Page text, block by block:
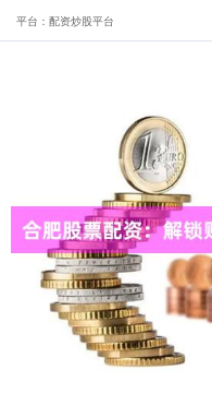
平台：配资炒股平台